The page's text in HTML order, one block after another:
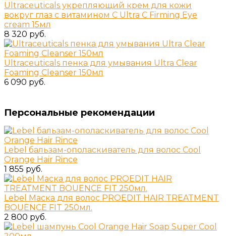
Ultraceuticals укрепляющий крем для кожи
вокруг глаз с витамином С Ultra C Firming Eye
cream 15мл
8 320 руб.
Ultraceuticals пенка для умывания Ultra Clear
Foaming Cleanser 150мл
6 090 руб.
Персональные рекомендации
Lebel бальзам-ополаскиватель для волос Cool
Orange Hair Rince
1 855 руб.
Lebel Маска для волос PROEDIT HAIR TREATMENT
BOUENCE FIT 250мл.
2 800 руб.